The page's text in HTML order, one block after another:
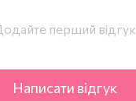
перший відгук
Написати відгук